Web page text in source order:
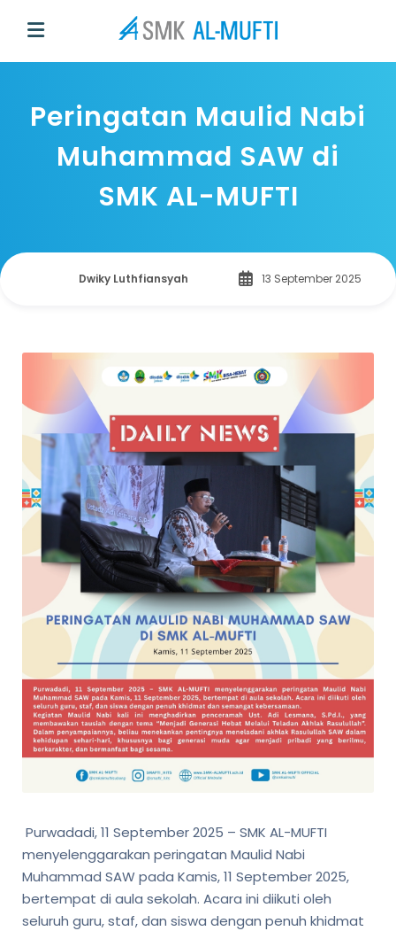
Peringatan Maulid Nabi
Muhammad SAW di
SMK AL-MUFTI
Dwiky Luthfiansyah 13 September 2025
Purwadadi, 11 September 2025 – SMK AL-MUFTI
menyelenggarakan peringatan Maulid Nabi
Muhammad SAW pada Kamis, 11 September 2025,
bertempat di aula sekolah. Acara ini diikuti oleh
seluruh guru, staf, dan siswa dengan penuh khidmat